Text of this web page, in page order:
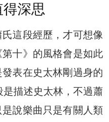
深思
這段經歷，才可想像
十》的風格會是如此
表在史太林剛過身的
描述史太林，不過蕭
說樂曲只是有關人類